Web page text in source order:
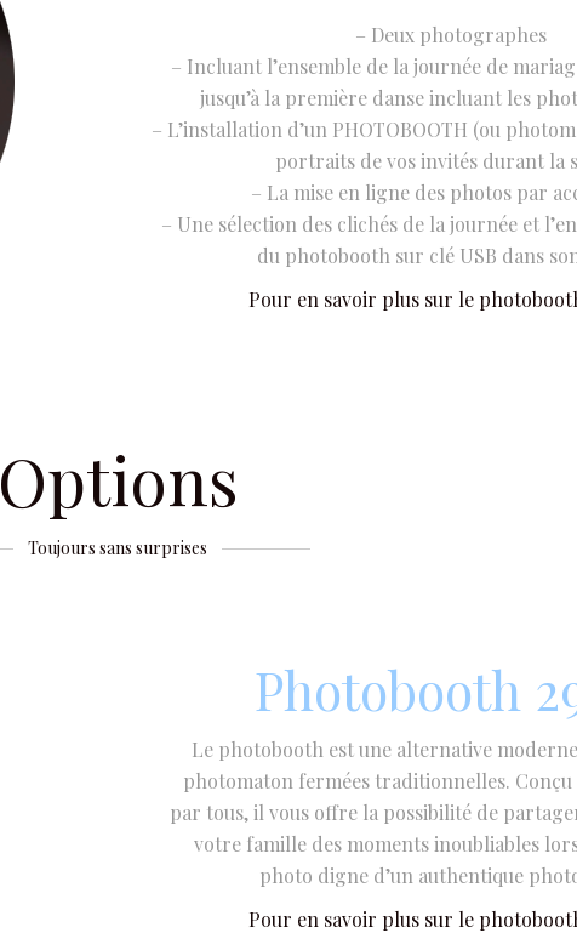
– Deux photographes
– Incluant l’ensemble de la journée de
jusqu’à la première danse incluant les
– L’installation d’un PHOTOBOOTH (ou
portraits de vos invités durant la
– La mise en ligne des photos par
– Une sélection des clichés de la journée et
du photobooth sur clé USB dans
Pour en savoir plus sur le
Options
Toujours sans surprises
Photobooth
Le photobooth est une alternative
photomaton fermées traditionnelles.
par tous, il vous offre la possibilité de
votre famille des moments inoubliables
photo digne d’un authentique
Pour en savoir plus sur le